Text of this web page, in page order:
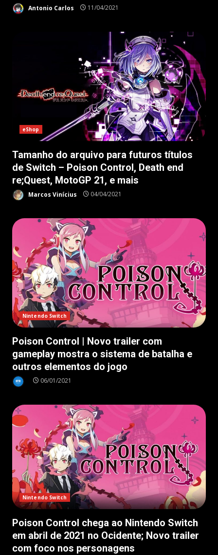
Antonio Carlos 11/04/2021
eShop
Tamanho do arquivo para futuros títulos
de Switch – Poison Control, Death end
re;Quest, MotoGP 21, e mais
Marcos Vinícius 04/04/2021
Nintendo Switch
Poison Control | Novo trailer com
gameplay mostra o sistema de batalha e
outros elementos do jogo
06/01/2021
Nintendo Switch
Poison Control chega ao Nintendo Switch
em abril de 2021 no Ocidente; Novo trailer
com foco nos personagens